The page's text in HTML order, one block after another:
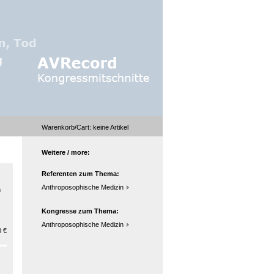
Warenkorb/Cart: keineArtikel
€
Weitere / more:
Referenten zum Thema:
Anthroposophische Medizin
Kongresse zum Thema:
Anthroposophische Medizin